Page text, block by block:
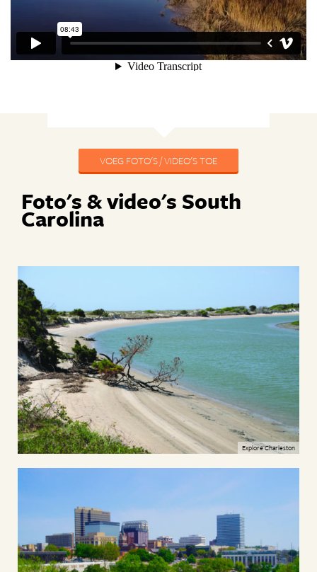
VOEG FOTO'S / VIDEO'S TOE
Foto's & video's South
Carolina
Explore Charleston